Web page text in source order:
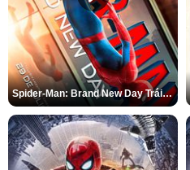
Spider-Man: Brand New Day Tráiler (3)